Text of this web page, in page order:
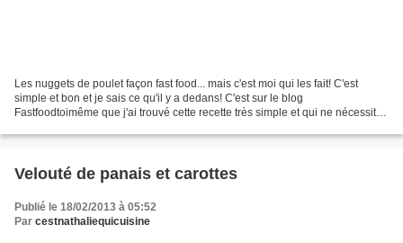
Les nuggets de poulet façon fast food... mais c'est moi qui les fait! C'est
simple et bon et je sais ce qu'il y a dedans! C'est sur le blog
Fastfoodtoimême que j'ai trouvé cette recette très simple et qui ne nécessite
Velouté de panais et carottes
Publié le 18/02/2013 à 05:52
Par cestnathaliequicuisine